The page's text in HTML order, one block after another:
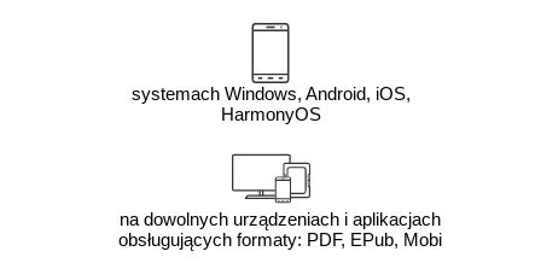
systemach Windows, Android, iOS,
HarmonyOS
na dowolnych urządzeniach i aplikacjach
obsługujących formaty: PDF, EPub, Mobi